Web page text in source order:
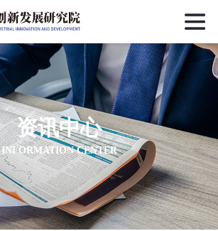
资讯中心
INFORMATION CENTER